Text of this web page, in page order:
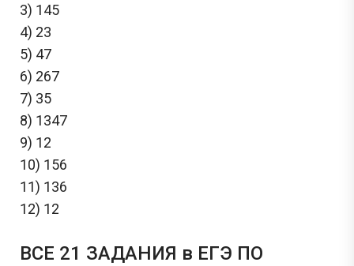
3) 145
4) 23
5) 47
6) 267
7) 35
8) 1347
9) 12
10) 156
11) 136
12) 12
ВСЕ 21 ЗАДАНИЯ в ЕГЭ ПО